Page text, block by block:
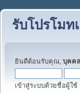
รับโปรโมท
ยินดีต้อนรับคุณ, บุคค
เข้าสู่ระบบด้วยชื่อผู้ใช้